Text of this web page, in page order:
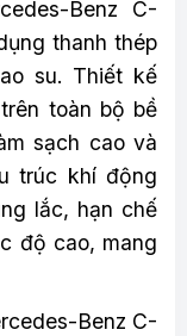
Benz C-
thanh thép
su. Thiết kế
toàn bộ bề
sạch cao và
trúc khí động
lắc, hạn chế
độ cao, mang
Benz C-